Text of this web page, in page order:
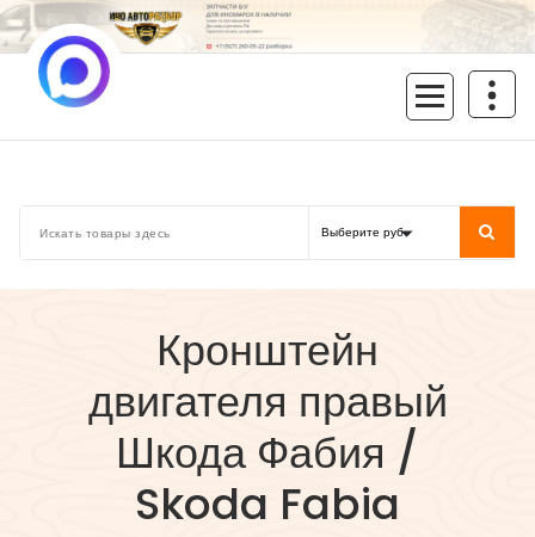
Перейти
к
содержимому
Кронштейн
двигателя правый
Шкода Фабия /
Skoda Fabia